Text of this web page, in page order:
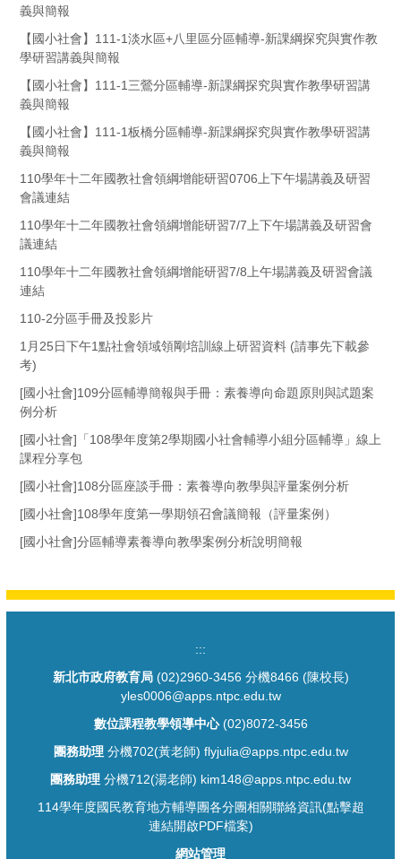
義與簡報
【國小社會】111-1淡水區+八里區分區輔導-新課綱探究與實作教
學研習講義與簡報
【國小社會】111-1三鶯分區輔導-新課綱探究與實作教學研習講
義與簡報
【國小社會】111-1板橋分區輔導-新課綱探究與實作教學研習講
義與簡報
110學年十二年國教社會領綱增能研習0706上下午場講義及研習
會議連結
110學年十二年國教社會領綱增能研習7/7上下午場講義及研習會
議連結
110學年十二年國教社會領綱增能研習7/8上午場講義及研習會議
連結
110-2分區手冊及投影片
1月25日下午1點社會領域領剛培訓線上研習資料 (請事先下載參
考)
[國小社會]109分區輔導簡報與手冊：素養導向命題原則與試題案
例分析
[國小社會]「108學年度第2學期國小社會輔導小組分區輔導」線上
課程分享包
[國小社會]108分區座談手冊：素養導向教學與評量案例分析
[國小社會]108學年度第一學期領召會議簡報（評量案例）
[國小社會]分區輔導素養導向教學案例分析說明簡報
:::
新北市政府教育局(02)2960-3456 分機8466 (陳校長)
yles0006@apps.ntpc.edu.tw
數位課程教學領導中心(02)8072-3456
團務助理分機702(黃老師) flyjulia@apps.ntpc.edu.tw
團務助理 分機712(湯老師) kim148@apps.ntpc.edu.tw
114學年度國民教育地方輔導團各分團相關聯絡資訊(點擊超
連結開啟PDF檔案)
網站管理